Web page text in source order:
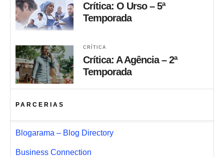
Crítica: O Urso – 5ª
Temporada
CRÍTICA
Crítica: A Agência – 2ª
Temporada
PARCERIAS
Blogarama – Blog Directory
Business Connection